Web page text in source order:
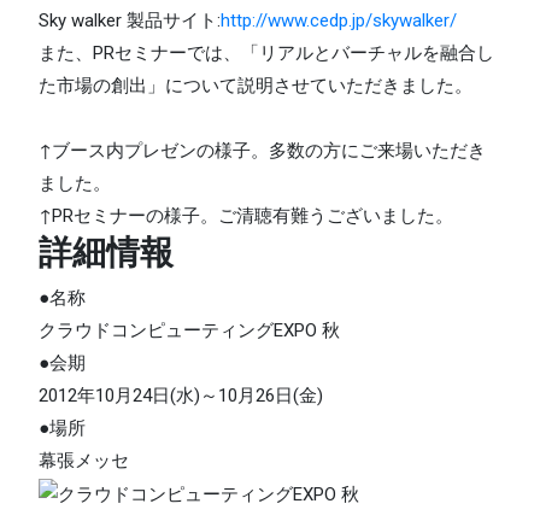
Sky walker 製品サイト:http://www.cedp.jp/skywalker/
また、PRセミナーでは、「リアルとバーチャルを融合し
た市場の創出」について説明させていただきました。
↑ブース内プレゼンの様子。多数の方にご来場いただき
ました。
↑PRセミナーの様子。ご清聴有難うございました。
詳細情報
●名称
クラウドコンピューティングEXPO 秋
●会期
2012年10月24日(水)～10月26日(金)
●場所
幕張メッセ